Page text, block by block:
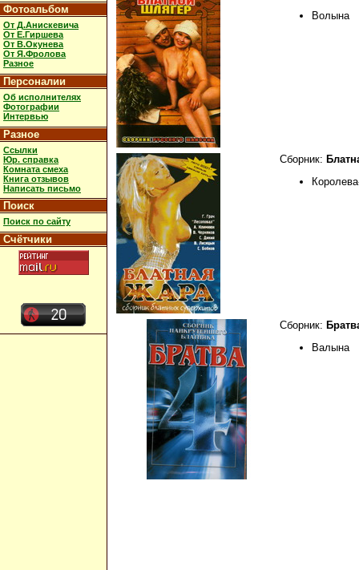
Фотоальбом
От Д.Анискевича
От Е.Гиршева
От В.Окунева
От Я.Фролова
Разное
Персоналии
Об исполнителях
Фотографии
Интервью
Разное
Ссылки
Юр. справка
Комната смеха
Книга отзывов
Написать письмо
Поиск
Поиск по сайту
Счётчики
Волына
Сборник:
Сборник:
Валына